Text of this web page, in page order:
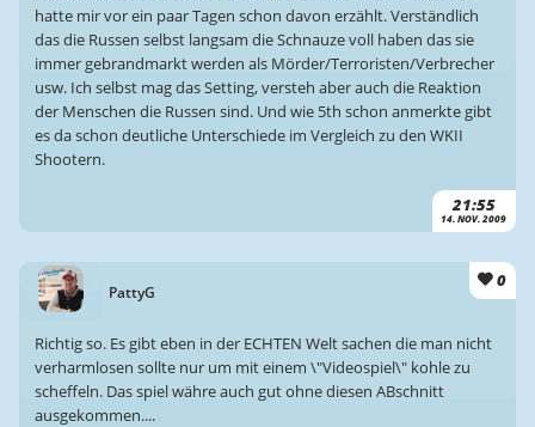
21:55
14. NOV. 2009
hatte mir vor ein paar Tagen schon davon erzählt. Verständlich
das die Russen selbst langsam die Schnauze voll haben das sie
immer gebrandmarkt werden als Mörder/Terroristen/Verbrecher
usw. Ich selbst mag das Setting, versteh aber auch die Reaktion
der Menschen die Russen sind. Und wie 5th schon anmerkte gibt
es da schon deutliche Unterschiede im Vergleich zu den WKII
Shootern.
PattyG
0
Richtig so. Es gibt eben in der ECHTEN Welt sachen die man nicht
verharmlosen sollte nur um mit einem \"Videospiel\" kohle zu
scheffeln. Das spiel währe auch gut ohne diesen ABschnitt
ausgekommen....